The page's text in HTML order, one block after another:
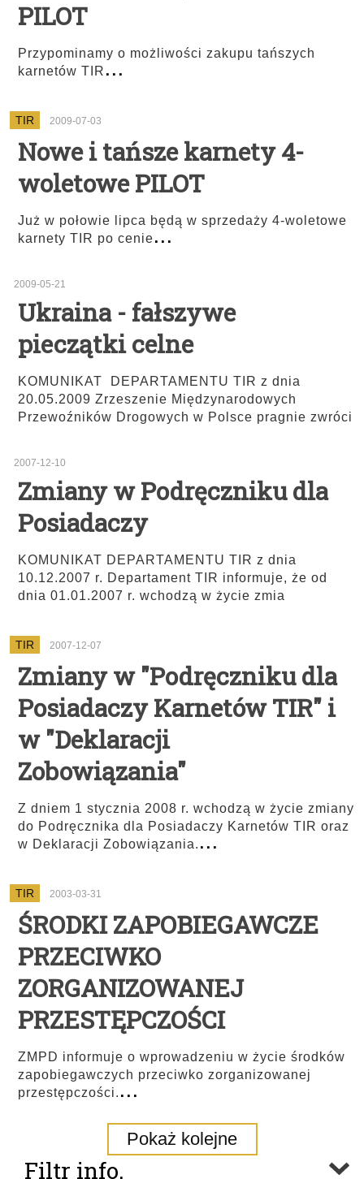
PILOT
Przypominamy o możliwości zakupu tańszych
karnetów TIR...
TIR 2009-07-03
Nowe i tańsze karnety 4-
woletowe PILOT
Już w połowie lipca będą w sprzedaży 4-woletowe
karnety TIR po cenie...
2009-05-21
Ukraina - fałszywe
pieczątki celne
KOMUNIKAT DEPARTAMENTU TIR z dnia
20.05.2009 Zrzeszenie Międzynarodowych
Przewoźników Drogowych w Polsce pragnie zwróci
2007-12-10
Zmiany w Podręczniku dla
Posiadaczy
KOMUNIKAT DEPARTAMENTU TIR z dnia
10.12.2007 r. Departament TIR informuje, że od
dnia 01.01.2007 r. wchodzą w życie zmia
TIR 2007-12-07
Zmiany w "Podręczniku dla
Posiadaczy Karnetów TIR" i
w "Deklaracji
Zobowiązania"
Z dniem 1 stycznia 2008 r. wchodzą w życie zmiany
do Podręcznika dla Posiadaczy Karnetów TIR oraz
w Deklaracji Zobowiązania....
TIR 2003-03-31
ŚRODKI ZAPOBIEGAWCZE
PRZECIWKO
ZORGANIZOWANEJ
PRZESTĘPCZOŚCI
ZMPD informuje o wprowadzeniu w życie środków
zapobiegawczych przeciwko zorganizowanej
przestępczości....
Pokaż kolejne
Filtr info.